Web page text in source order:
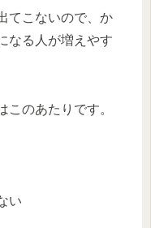
てこないので、か
なる人が増えやす
のあたりです。
い